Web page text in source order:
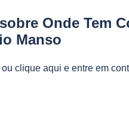
Telemetria
Telemetrias
Onde Tem
Manso
ou clique aqui e entre em